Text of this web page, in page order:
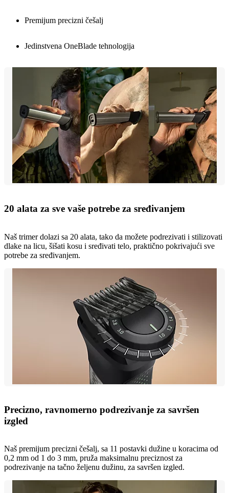
Premijum precizni češalj
Jedinstvena OneBlade tehnologija
20 alata za sve vaše potrebe za sređivanjem
Naš trimer dolazi sa 20 alata, tako da možete podrezivati i stilizovati
dlake na licu, šišati kosu i sređivati telo, praktično pokrivajući sve
potrebe za sređivanjem.
Precizno, ravnomerno podrezivanje za savršen
izgled
Naš premijum precizni češalj, sa 11 postavki dužine u koracima od
0,2 mm od 1 do 3 mm, pruža maksimalnu preciznost za
podrezivanje na tačno željenu dužinu, za savršen izgled.